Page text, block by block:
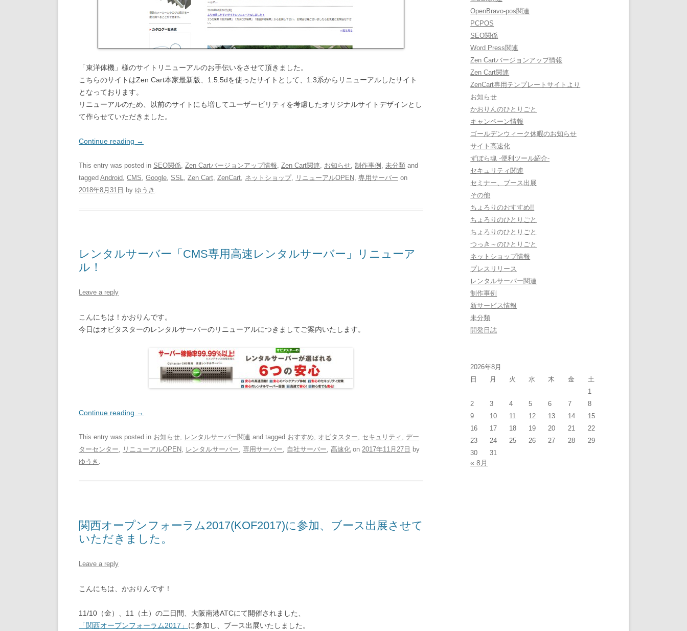
「東洋体機」様のサイトリニューアルのお手伝いをさせて頂きました。
こちらのサイトはZen Cart本家最新版、1.5.5dを使ったサイトとして、1.3系からリニューアルしたサイト
となっております。
リニューアルのため、以前のサイトにも増してユーザービリティを考慮したオリジナルサイトデザインとし
て作らせていただきました。
Continue reading →
This entry was posted in SEO関係, Zen Cartバージョンアップ情報, Zen Cart関連, お知らせ, 制作事例 , 未分類 and
tagged Android, CMS, Google, SSL, Zen Cart, ZenCart, ネットショップ, リニューアルOPEN, 専用サーバー on
2018年8月31日 by ゆうき .
レンタルサーバー「CMS専用高速レンタルサーバー」リニューア
ル！
Leave a reply
こんにちは！かおりんです。
今日はオビタスターのレンタルサーバーのリニューアルにつきましてご案内いたします。
Continue reading →
This entry was posted in お知らせ, レンタルサーバー関連 and tagged おすすめ, オビタスター, セキュリティ , デー
ターセンター, リニューアルOPEN, レンタルサーバー, 専用サーバー, 自社サーバー, 高速化 on 2017年11月27日 by
ゆうき .
関西オープンフォーラム2017(KOF2017)に参加、ブース出展させて
いただきました。
Leave a reply
こんにちは、かおりんです！
11/10（金）、11（土）の二日間、大阪南港ATCにて開催されました、
「関西オープンフォーラム2017」 に参加し、ブース出展いたしました。
OpenBravo-pos関連
PCPOS
SEO関係
Word Press関連
Zen Cartバージョンアップ情報
Zen Cart関連
ZenCart専用テンプレートサイトより
お知らせ
かおりんのひとりごと
キャンペーン情報
ゴールデンウィーク休暇のお知らせ
サイト高速化
ずぼら魂 -便利ツール紹介-
セキュリティ関連
セミナー、ブース出展
その他
ちょろりのおすすめ!!
ちょろりのひとりごと
ちょろりのひとりごと
つっき～のひとりごと
ネットショップ情報
プレスリリース
レンタルサーバー関連
制作事例
新サービス情報
未分類
開発日誌
2026年8月
日
月 火 水 木 金
土
1
2
3 4 5 6 7
8
9
10 11 12 13 14
15
16
17 18 19 20 21
22
23
24 25 26 27 28
29
30
31
« 8月